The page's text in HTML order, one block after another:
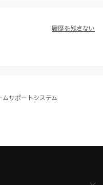
利用に限ります。
ては、WEBサイト利用規
ドをご確認いただき、内容の
履歴を残さない
サポートシステム
サポートシステム